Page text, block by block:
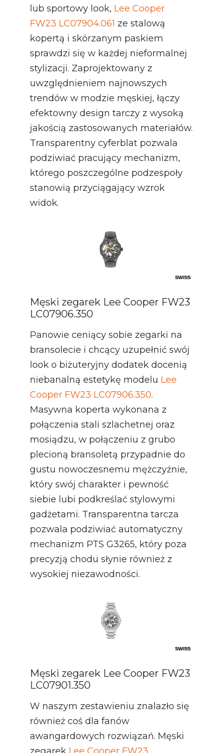
lub sportowy look, Lee Cooper
FW23 LC07904.061 ze stalową
kopertą i skórzanym paskiem
sprawdzi się w każdej nieformalnej
stylizacji. Zaprojektowany z
uwzględnieniem najnowszych
trendów w modzie męskiej, łączy
efektowny design tarczy z wysoką
jakością zastosowanych materiałów.
Transparentny cyferblat pozwala
podziwiać pracujący mechanizm,
którego poszczególne podzespoły
stanowią przyciągający wzrok
widok.
Męski zegarek Lee Cooper FW23
LC07906.350
Panowie ceniący sobie zegarki na
bransolecie i chcący uzupełnić swój
look o biżuteryjny dodatek docenią
niebanalną estetykę modelu Lee
Cooper FW23 LC07906.350.
Masywna koperta wykonana z
połączenia stali szlachetnej oraz
mosiądzu, w połączeniu z grubo
plecioną bransoletą przypadnie do
gustu nowoczesnemu mężczyźnie,
który swój charakter i pewność
siebie lubi podkreślać stylowymi
gadżetami. Transparentna tarcza
pozwala podziwiać automatyczny
mechanizm PTS G3265, który poza
precyzją chodu słynie również z
wysokiej niezawodności.
Męski zegarek Lee Cooper FW23
LC07901.350
W naszym zestawieniu znalazło się
również coś dla fanów
awangardowych rozwiązań. Męski
zegarek Lee Cooper FW23